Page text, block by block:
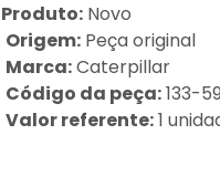
Produto: Novo
Origem: Peça original
Marca: Caterpillar
Código da peça: 133-
Valor referente: 1